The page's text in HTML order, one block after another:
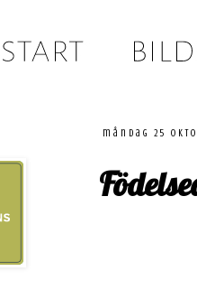
måndag 25